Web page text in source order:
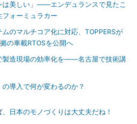
は美しい」――エンデュランスで見たこ
フォーミュラカー
のマルチコア化に対応、TOPPERSが
の車載RTOSを公開へ
製造現場の効率化を――名古屋で技術講
の導入で何が変わるのか？
日本のモノづくりは大丈夫だね！